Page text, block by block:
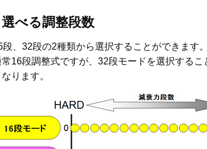
べる調整段数
、32段の2種類から選択することができます
16段調整式ですが、32段モードを選択する
ります。